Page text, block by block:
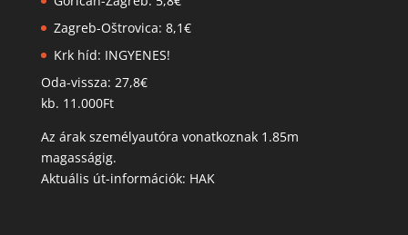
Zagreb-Oštrovica: 8,1€
Krk híd: INGYENES!
Oda-vissza: 27,8€
kb. 11.000Ft
Az árak személyautóra vonatkoznak 1.85m
magasságig.
Aktuális út-információk: HAK